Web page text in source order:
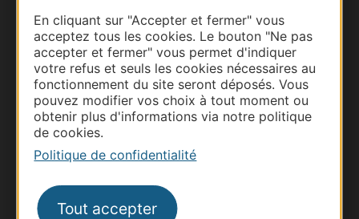
En cliquant sur "Accepter et fermer" vous
acceptez tous les cookies. Le bouton "Ne pas
accepter et fermer" vous permet d'indiquer
votre refus et seuls les cookies nécessaires au
fonctionnement du site seront déposés. Vous
pouvez modifier vos choix à tout moment ou
obtenir plus d'informations via notre politique
de cookies.
Politique de confidentialité
Tout accepter
Thermalisme
Business/Mice